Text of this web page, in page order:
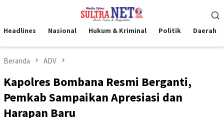
kontenMobile
Headlines Nasional Hukum & Kriminal Politik Daerah
Beranda ADV
Kapolres Bombana Resmi Berganti,
Pemkab Sampaikan Apresiasi dan
Harapan Baru